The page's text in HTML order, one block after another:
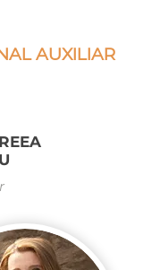
AUXILIAR